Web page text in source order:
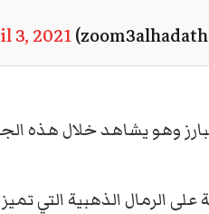
3, 2021
وهو يشاهد خلال هذه
الرمال الذهبية التي